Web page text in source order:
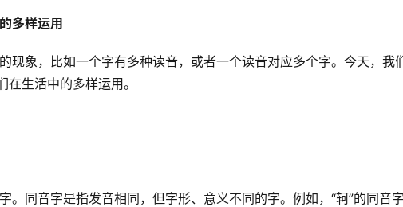
多样运用
象，比如一个字有多种读音，或者一个读音对应多个字。今天，我
生活中的多样运用。
同音字是指发音相同，但字形、意义不同的字。例如，“轲”的同音